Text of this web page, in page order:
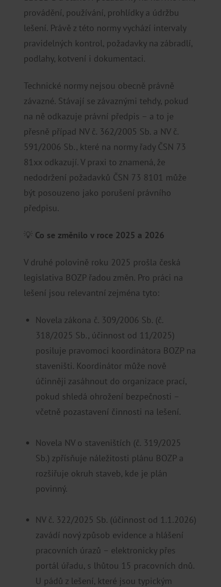
provádění, používání, prohlídky a údržbu
lešení. Právě z této normy vychází intervaly
pravidelných kontrol, požadavky na zábradlí,
podlahy, kotvení i dokumentaci.
Technické normy nejsou obecně právně
závazné. Stávají se závaznými tehdy, pokud
na ně odkazuje právní předpis – a to je
přesně případ NV č. 362/2005 Sb. a NV č.
591/2006 Sb., které na normy řady ČSN 73
81xx odkazují. V praxi to znamená, že
nedodržení požadavků ČSN 73 8101 může
být posouzeno jako porušení právního
předpisu.
💡 Co se změnilo v roce 2025 a 2026
V druhé polovině roku 2025 prošla česká
legislativa BOZP řadou změn. Pro práci na
lešení jsou relevantní zejména tyto:
Novela zákona č. 309/2006 Sb. (č.
318/2025 Sb., účinnost od 11/2025)
posiluje pravomoci koordinátora BOZP na
staveništi. Koordinátor může nově
účinněji zasáhnout do organizace prací,
pokud shledá ohrožení bezpečnosti –
včetně pozastavení činnosti na lešení.
Novela NV o staveništích (č. 319/2025
Sb.) zpřísňuje náležitosti plánu BOZP a
rozšiřuje okruh staveb, kde je plán
povinný.
NV č. 322/2025 Sb. (účinnost od 1.1.2026)
zavádí nový způsob evidence a hlášení
pracovních úrazů – elektronicky přes
portál úřadu, s lhůtou 15 pracovních dnů.
U pádů z lešení, které jsou typickým